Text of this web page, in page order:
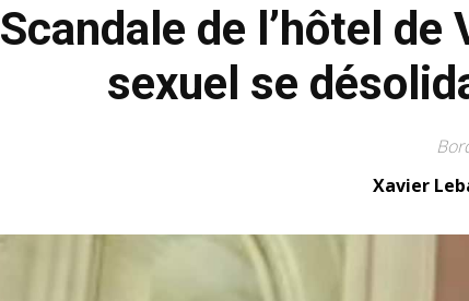
Scandale de l’hôtel
sexuel se
Xavier